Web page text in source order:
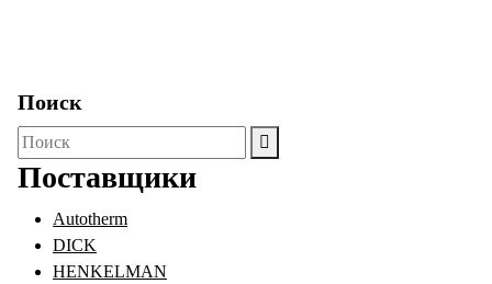
Поиск
Поиск
для:
Поставщики
Autotherm
DICK
HENKELMAN